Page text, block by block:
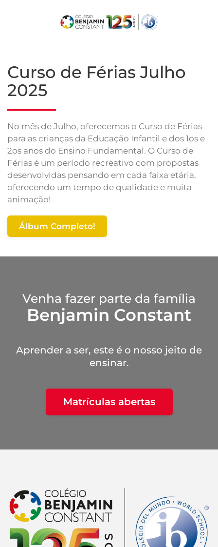
Curso de Férias Julho
2025
No mês de Julho, oferecemos o Curso de Férias
para as crianças da Educação Infantil e dos 1os e
2os anos do Ensino Fundamental. O Curso de
Férias é um período recreativo com propostas
desenvolvidas pensando em cada faixa etária,
oferecendo um tempo de qualidade e muita
animação!
Álbum Completo!
Venha fazer parte da família
Benjamin Constant
Aprender a ser, este é o nosso jeito de
ensinar.
Matrículas abertas